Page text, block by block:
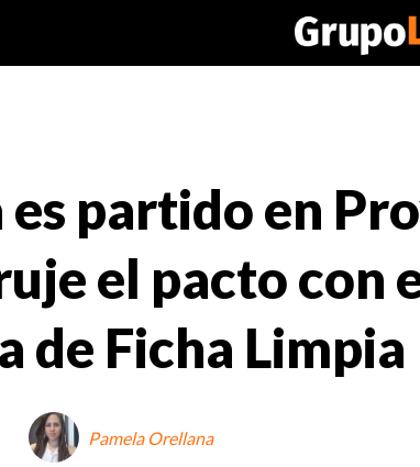
es partido en
el pacto con
de Ficha Limpia
Pamela Orellana